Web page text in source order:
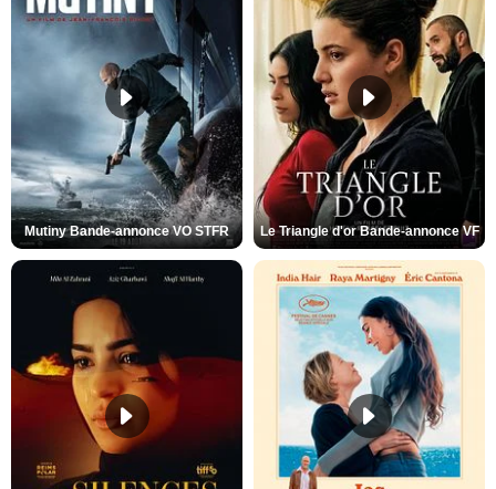
Mutiny Bande-annonce VO STFR Le Triangle d'or Bande-annonce VF